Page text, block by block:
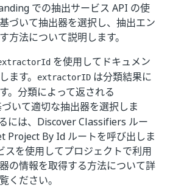
での抽出サービス API の使
づいて抽出器を選択し、抽出エン
方法について説明します。
を使用してドキュメン
ます。
extractorID は分類結果に
。分類によって返される
いて適切な抽出器を選択しま
には、Discover Classifiers ルー
Project By Id ルートを呼び出しま
スを使用してプロジェクトで利用
の情報を取得する方法について詳
ください。